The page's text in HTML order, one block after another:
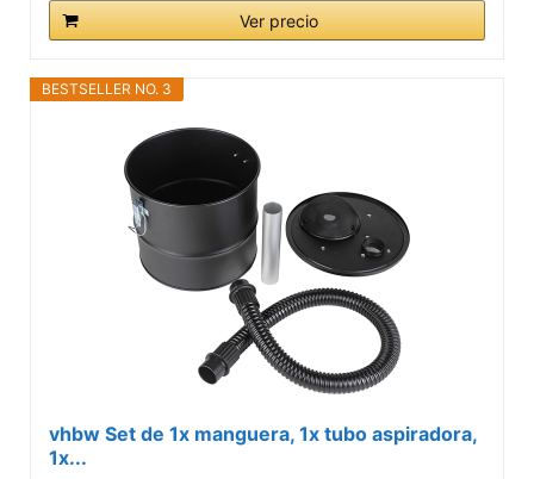
Ver precio
BESTSELLER NO. 3
vhbw Set de 1x manguera, 1x tubo aspiradora,
1x...